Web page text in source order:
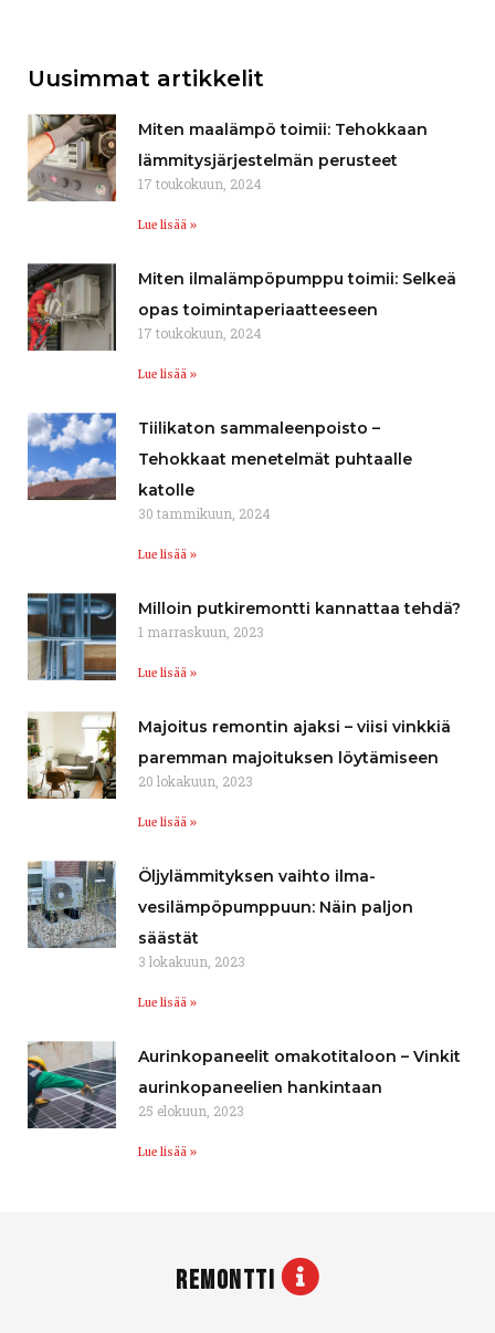
Uusimmat artikkelit
Miten maalämpö toimii: Tehokkaan
lämmitysjärjestelmän perusteet
17 toukokuun, 2024
Lue lisää »
Miten ilmalämpöpumppu toimii: Selkeä
opas toimintaperiaatteeseen
17 toukokuun, 2024
Lue lisää »
Tiilikaton sammaleenpoisto –
Tehokkaat menetelmät puhtaalle
katolle
30 tammikuun, 2024
Lue lisää »
Milloin putkiremontti kannattaa tehdä?
1 marraskuun, 2023
Lue lisää »
Majoitus remontin ajaksi – viisi vinkkiä
paremman majoituksen löytämiseen
20 lokakuun, 2023
Lue lisää »
Öljylämmityksen vaihto ilma-
vesilämpöpumppuun: Näin paljon
säästät
3 lokakuun, 2023
Lue lisää »
Aurinkopaneelit omakotitaloon – Vinkit
aurinkopaneelien hankintaan
25 elokuun, 2023
Lue lisää »
REMONTTI